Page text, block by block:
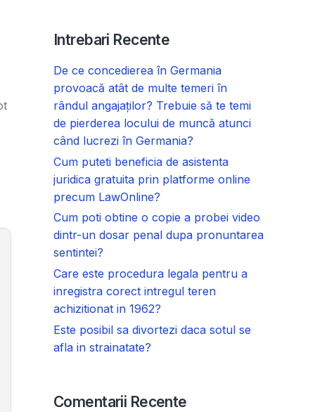
Intrebari Recente
De ce concedierea în Germania
provoacă atât de multe temeri în
rândul angajaților? Trebuie să te temi
de pierderea locului de muncă atunci
când lucrezi în Germania?
Cum puteti beneficia de asistenta
juridica gratuita prin platforme online
precum LawOnline?
Cum poti obtine o copie a probei video
dintr-un dosar penal dupa pronuntarea
sentintei?
Care este procedura legala pentru a
inregistra corect intregul teren
achizitionat in 1962?
Este posibil sa divortezi daca sotul se
afla in strainatate?
Comentarii Recente